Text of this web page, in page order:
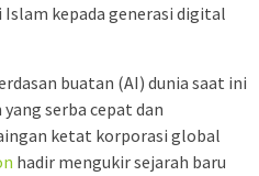
kepada generasi digital
buatan (AI) dunia saat ini
serba cepat dan
ketat korporasi global
hadir mengukir sejarah baru